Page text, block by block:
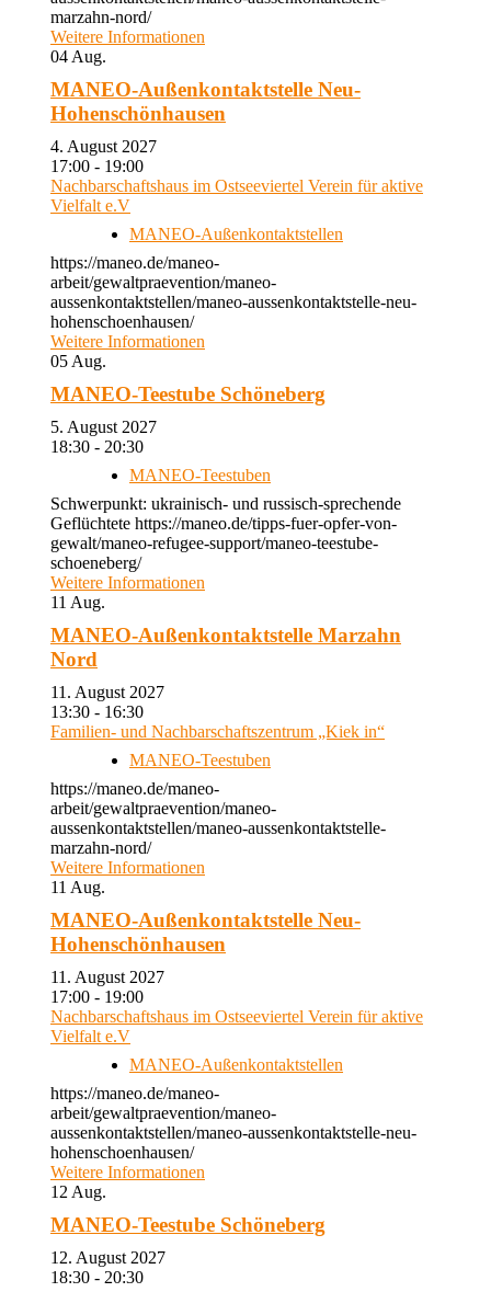
marzahn-nord/
Weitere Informationen
04 Aug.
MANEO-Außenkontaktstelle Neu-
Hohenschönhausen
4. August 2027
17:00 - 19:00
Nachbarschaftshaus im Ostseeviertel Verein für aktive
Vielfalt e.V
MANEO-Außenkontaktstellen
https://maneo.de/maneo-
arbeit/gewaltpraevention/maneo-
aussenkontaktstellen/maneo-aussenkontaktstelle-neu-
hohenschoenhausen/
Weitere Informationen
05 Aug.
MANEO-Teestube Schöneberg
5. August 2027
18:30 - 20:30
MANEO-Teestuben
Schwerpunkt: ukrainisch- und russisch-sprechende
Geflüchtete https://maneo.de/tipps-fuer-opfer-von-
gewalt/maneo-refugee-support/maneo-teestube-
schoeneberg/
Weitere Informationen
11 Aug.
MANEO-Außenkontaktstelle Marzahn
Nord
11. August 2027
13:30 - 16:30
Familien- und Nachbarschaftszentrum „Kiek in“
MANEO-Teestuben
https://maneo.de/maneo-
arbeit/gewaltpraevention/maneo-
aussenkontaktstellen/maneo-aussenkontaktstelle-
marzahn-nord/
Weitere Informationen
11 Aug.
MANEO-Außenkontaktstelle Neu-
Hohenschönhausen
11. August 2027
17:00 - 19:00
Nachbarschaftshaus im Ostseeviertel Verein für aktive
Vielfalt e.V
MANEO-Außenkontaktstellen
https://maneo.de/maneo-
arbeit/gewaltpraevention/maneo-
aussenkontaktstellen/maneo-aussenkontaktstelle-neu-
hohenschoenhausen/
Weitere Informationen
12 Aug.
MANEO-Teestube Schöneberg
12. August 2027
18:30 - 20:30